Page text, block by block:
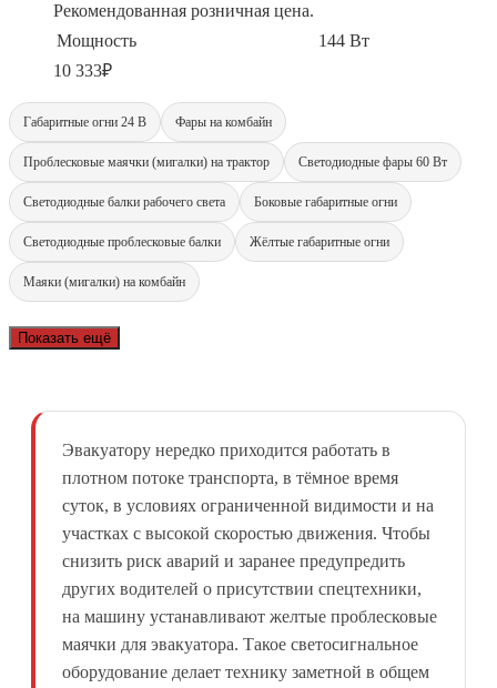
Рекомендованная розничная цена.
Мощность
144 Вт
10 333₽
Габаритные огни 24 В Фары на комбайн
Проблесковые маячки (мигалки) на трактор Светодиодные фары 60 Вт
Светодиодные балки рабочего света Боковые габаритные огни
Светодиодные проблесковые балки Жёлтые габаритные огни
Маяки (мигалки) на комбайн
Показать ещё
Эвакуатору нередко приходится работать в
плотном потоке транспорта, в тёмное время
суток, в условиях ограниченной видимости и на
участках с высокой скоростью движения. Чтобы
снизить риск аварий и заранее предупредить
других водителей о присутствии спецтехники,
на машину устанавливают желтые проблесковые
маячки для эвакуатора. Такое светосигнальное
оборудование делает технику заметной в общем